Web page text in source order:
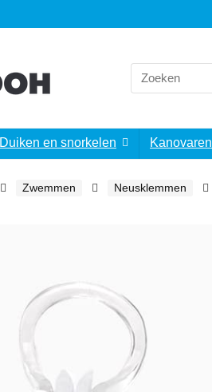
Search
for:
Duiken en snorkelen Kanovaren
Zwemmen Neusklemmen